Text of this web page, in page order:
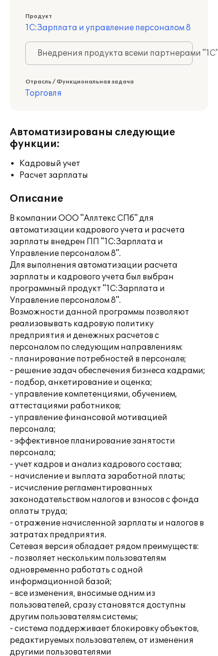
Продукт
1С:Зарплата и управление персоналом 8
Внедрения продукта всеми партнерами
Отрасль / Функциональная задача
Торговля
Автоматизированы следующие
функции:
Кадровый учет
Расчет зарплаты
Описание
В компании ООО "Аллтекс СПб" для
автоматизации кадрового учета и расчета
зарплаты внедрен ПП "1С:Зарплата и
Управление персоналом 8".
Для выполнения автоматизации расчета
зарплаты и кадрового учета был выбран
программный продукт "1С:Зарплата и
Управление персоналом 8".
Возможности данной программы позволяют
реализовывать кадровую политику
предприятия и денежных расчетов с
персоналом по следующим направлениям:
- планирование потребностей в персонале;
- решение задач обеспечения бизнеса кадрами;
- подбор, анкетирование и оценка;
- управление компетенциями, обучением,
аттестациями работников;
- управление финансовой мотивацией
персонала;
- эффективное планирование занятости
персонала;
- учет кадров и анализ кадрового состава;
- начисление и выплата заработной платы;
- исчисление регламентированных
законодательством налогов и взносов с фонда
оплаты труда;
- отражение начисленной зарплаты и налогов в
затратах предприятия.
Сетевая версия обладает рядом преимуществ:
- позволяет нескольким пользователям
одновременно работать с одной
информационной базой;
- все изменения, вносимые одним из
пользователей, сразу становятся доступны
другим пользователям системы;
- система поддерживает блокировку объектов,
редактируемых пользователем, от изменения
другими пользователями